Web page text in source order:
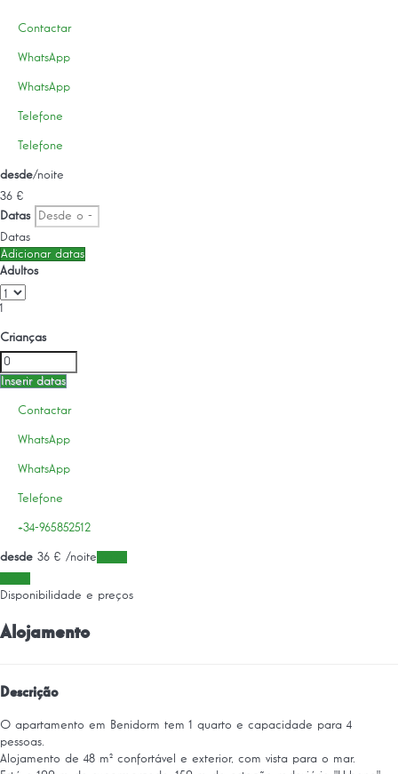
Contactar
WhatsApp
WhatsApp
Telefone
Telefone
desde/noite
36 €
Datas
Datas
Adicionar datas
Adultos
1
Crianças
Inserir datas
Contactar
WhatsApp
WhatsApp
Telefone
+34-965852512
desde 36 € /noite
Disponibilidade e preços
Alojamento
Descrição
O apartamento em Benidorm tem 1 quarto e capacidade para 4
pessoas.
Alojamento de 48 m² confortável e exterior, com vista para o mar.